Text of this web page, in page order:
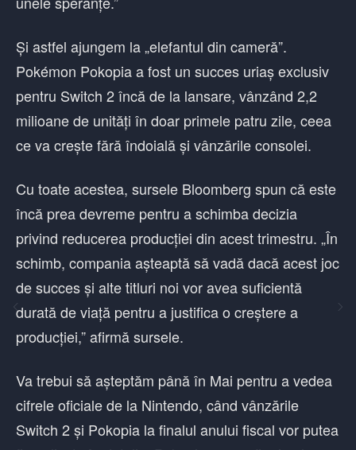
Și astfel ajungem la „elefantul din cameră”.
Pokémon Pokopia a fost un succes uriaș exclusiv
pentru Switch 2 încă de la lansare, vânzând 2,2
milioane de unități în doar primele patru zile, ceea
ce va crește fără îndoială și vânzările consolei.
Cu toate acestea, sursele Bloomberg spun că este
încă prea devreme pentru a schimba decizia
privind reducerea producției din acest trimestru. „În
schimb, compania așteaptă să vadă dacă acest joc
de succes și alte titluri noi vor avea suficientă
durată de viață pentru a justifica o creștere a
producției,” afirmă sursele.
Va trebui să așteptăm până în Mai pentru a vedea
cifrele oficiale de la Nintendo, când vânzările
Switch 2 și Pokopia la finalul anului fiscal vor putea